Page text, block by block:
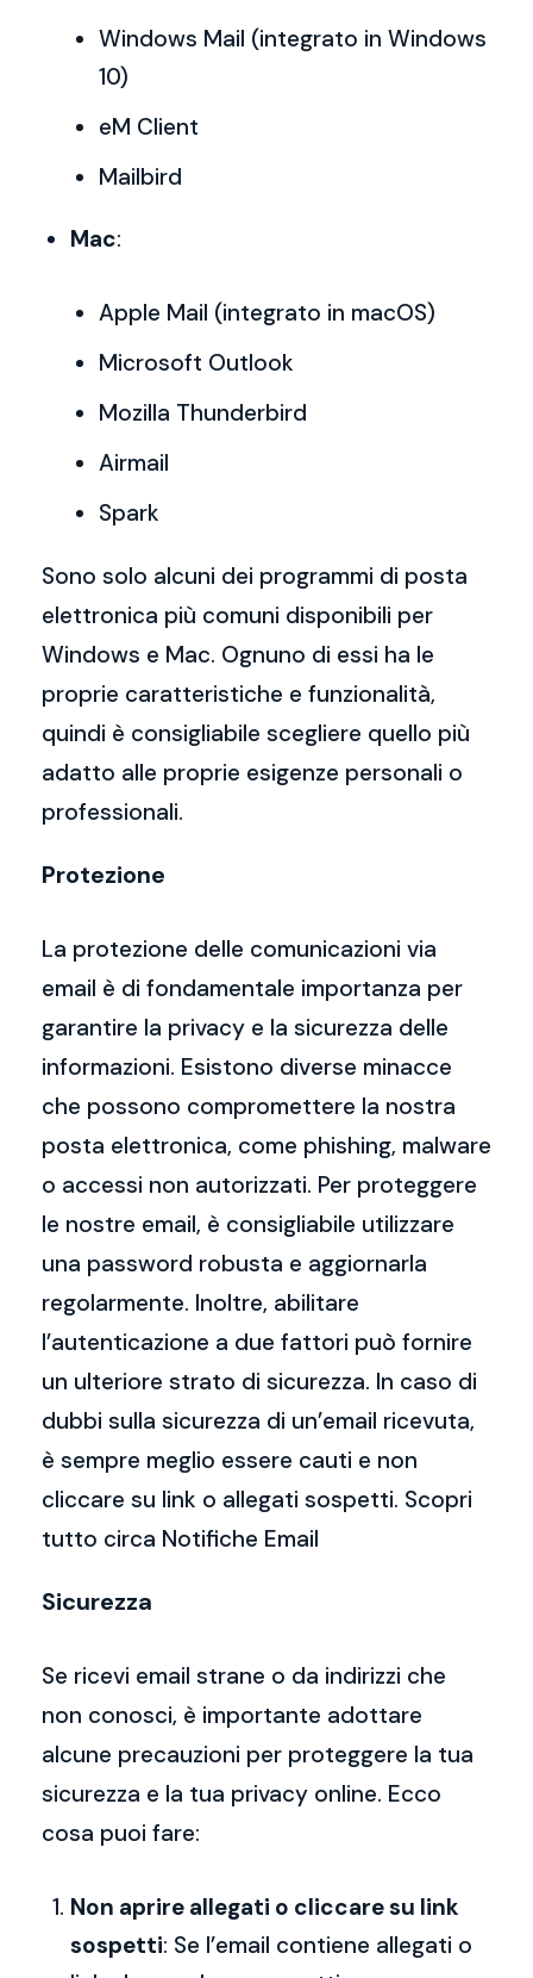
Windows Mail (integrato in Windows
10)
eM Client
Mailbird
Mac:
Apple Mail (integrato in macOS)
Microsoft Outlook
Mozilla Thunderbird
Airmail
Spark
Sono solo alcuni dei programmi di posta
elettronica più comuni disponibili per
Windows e Mac. Ognuno di essi ha le
proprie caratteristiche e funzionalità,
quindi è consigliabile scegliere quello più
adatto alle proprie esigenze personali o
professionali.
Protezione
La protezione delle comunicazioni via
email è di fondamentale importanza per
garantire la privacy e la sicurezza delle
informazioni. Esistono diverse minacce
che possono compromettere la nostra
posta elettronica, come phishing, malware
o accessi non autorizzati. Per proteggere
le nostre email, è consigliabile utilizzare
una password robusta e aggiornarla
regolarmente. Inoltre, abilitare
l’autenticazione a due fattori può fornire
un ulteriore strato di sicurezza. In caso di
dubbi sulla sicurezza di un’email ricevuta,
è sempre meglio essere cauti e non
cliccare su link o allegati sospetti. Scopri
tutto circa Notifiche Email
Sicurezza
Se ricevi email strane o da indirizzi che
non conosci, è importante adottare
alcune precauzioni per proteggere la tua
sicurezza e la tua privacy online. Ecco
cosa puoi fare:
Non aprire allegati o cliccare su link
sospetti: Se l’email contiene allegati o